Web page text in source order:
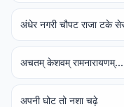
अंधेर नगरी चौपट राजा टके
अचतम् केशवम् रामनारायणम्...
अपनी घोट तो नशा चढ़े